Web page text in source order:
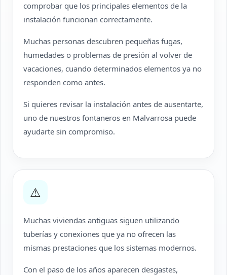
comprobar que los principales elementos de la
instalación funcionan correctamente.
Muchas personas descubren pequeñas fugas,
humedades o problemas de presión al volver de
vacaciones, cuando determinados elementos ya no
responden como antes.
Si quieres revisar la instalación antes de ausentarte,
uno de nuestros fontaneros en Malvarrosa puede
ayudarte sin compromiso.
⚠
Muchas viviendas antiguas siguen utilizando
tuberías y conexiones que ya no ofrecen las
mismas prestaciones que los sistemas modernos.
Con el paso de los años aparecen desgastes,